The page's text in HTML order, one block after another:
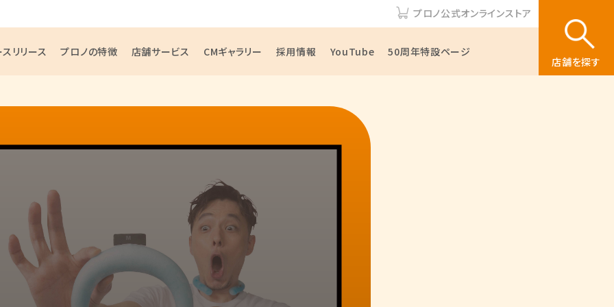
プロノ公式オンラインストア
リリース プロノの特徴 店舗サービス CMギャラリー 採用情報 YouTube 50周年特設ページ
店舗を探す